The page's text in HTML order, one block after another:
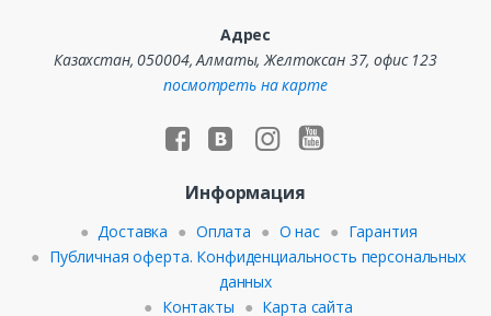
Адрес
Казахстан, 050004, Алматы, Желтоксан 37, офис 123
посмотреть на карте
Информация
Доставка Оплата О нас
Гарантия
Публичная оферта. Конфиденциальность персональных
данных
Контакты
Карта сайта